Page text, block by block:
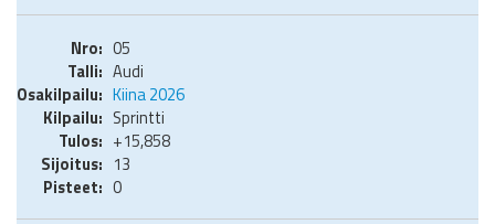
05
Audi
Kiina 2026
Sprintti
+15,858
13
0